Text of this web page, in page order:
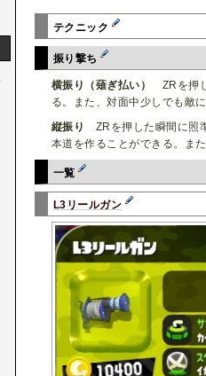
テクニック
振り撃ち
横振り（薙ぎ払い）
ZRを押
る。また、対面中少しでも敵
縦振り
ZRを押した瞬間に照
本道を作ることができる。ま
一覧
L3リールガン